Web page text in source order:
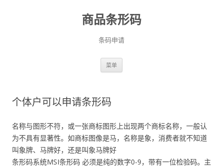
商品条形码
条码申请
菜单
个体户可以申请条形码
名称与图形不符，或一张商标图形上出现两个商标名称，一般认
为不具有显著性。如商标图像是马，名称是象，消费者就不知道
叫象牌、马牌好，还是叫象马牌好
条形码系统MSI条形码 必须是纯的数字0-9，带有一位检验码。主